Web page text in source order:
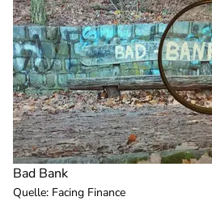
Bad Bank
Quelle: Facing Finance